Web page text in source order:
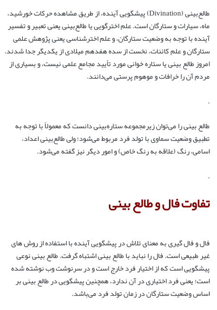
طالع‌بینی (Divination) پیشگویی آینده، از طریق مشاهده حرکات خورشید،
ماه، سیارات و ستارگان است. علم اخترگویی یا طالع‌بینی یعنی تعبیر و تفسیر
آینده با توجه به وضعیت ستارگان، و علم اخترشناسی یعنی پژوهش علمی
ستارگان و علم کائنات، نخست از سده هفدهم میلادی از یکدیگر جدا شدند.
امروز طالع بینی یا ستاره خوانی مورد تأیید مجامع علمی نیست، و بسیاری از
مردم آن را خرافات و موهوم پرستی می‌دانند.
.
طالع بینی را می‌توان زیرمجموعه ستاره‌بینی دانست که معمولاً با توجه به
تطبیق وضعیت سماوی با تولد فرد مربوط می‌شود؛ ولی طالع‌بینی اعداد،
اسامی، رنگ (علاقه به رنگ خاص) و امور دیگر نیز گفته می‌شود.
.
تفاوت فال و طالع بینی
فال و فال ‌گیری به معنای تلاش در پیشگویی آینده با استفاده از روش های
غیر طبیعی است. فال را نباید با طالع بینی اشتباه گرفت. طالع بینی نوعی
پیشگویی است که از اختیار فرد خارج است و در سرنوشت وب نوشته شده
است؛ یعنی فرد اختیاری در آن ندارد، همچنین پیشگویی در طالع بینی بر
اساس وضعیت ستارگان در زمان تولد فرد می‌باشد.